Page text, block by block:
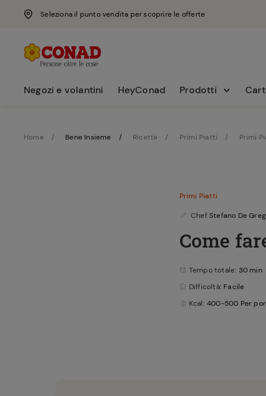
Seleziona il punto vendita per scoprire le offerte
Negozi e volantini HeyConad Prodotti
Home Bene Insieme Ricette Primi Piatti Primi
Primi Piatti
Chef Stefano De
Come
Tempo totale: 30 min
Difficoltà: Facile
Kcal: 400-500 Per